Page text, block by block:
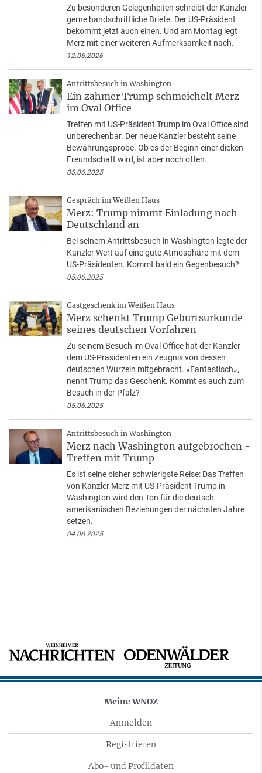
Zu besonderen Gelegenheiten schreibt der Kanzler
gerne handschriftliche Briefe. Der US-Präsident
bekommt jetzt auch einen. Und am Montag legt
Merz mit einer weiteren Aufmerksamkeit nach.
12.06.2026
Antrittsbesuch in Washington
Ein zahmer Trump schmeichelt Merz
im Oval Office
Treffen mit US-Präsident Trump im Oval Office sind
unberechenbar. Der neue Kanzler besteht seine
Bewährungsprobe. Ob es der Beginn einer dicken
Freundschaft wird, ist aber noch offen.
05.06.2025
Gespräch im Weißen Haus
Merz: Trump nimmt Einladung nach
Deutschland an
Bei seinem Antrittsbesuch in Washington legte der
Kanzler Wert auf eine gute Atmosphäre mit dem
US-Präsidenten. Kommt bald ein Gegenbesuch?
05.06.2025
Gastgeschenk im Weißen Haus
Merz schenkt Trump Geburtsurkunde
seines deutschen Vorfahren
Zu seinem Besuch im Oval Office hat der Kanzler
dem US-Präsidenten ein Zeugnis von dessen
deutschen Wurzeln mitgebracht. «Fantastisch»,
nennt Trump das Geschenk. Kommt es auch zum
Besuch in der Pfalz?
05.06.2025
Antrittsbesuch in Washington
Merz nach Washington aufgebrochen -
Treffen mit Trump
Es ist seine bisher schwierigste Reise: Das Treffen
von Kanzler Merz mit US-Präsident Trump in
Washington wird den Ton für die deutsch-
amerikanischen Beziehungen der nächsten Jahre
setzen.
04.06.2025
Meine WNOZ
Anmelden
Registrieren
Abo- und Profildaten